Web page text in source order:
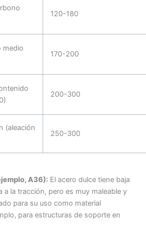
120-180
medio
170-200
200-300
(aleación
250-300
A36): El acero dulce tiene baja
a la tracción, pero es muy maleable y
para su uso como material
para estructuras de soporte en